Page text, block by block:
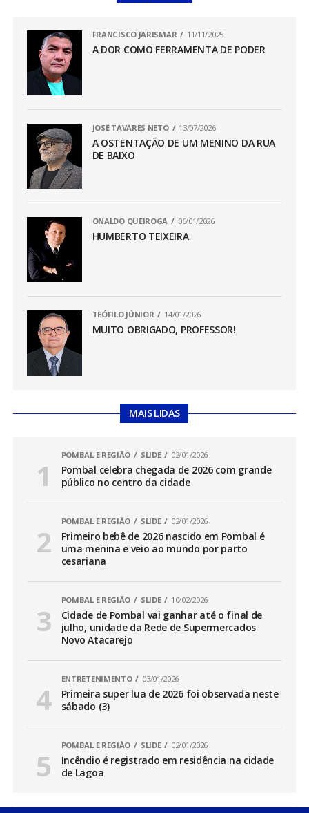
FRANCISCO JARISMAR 11/11/2025
A DOR COMO FERRAMENTA DE PODER
JOSÉ TAVARES NETO 13/07/2026
A OSTENTAÇÃO DE UM MENINO DA RUA
DE BAIXO
ONALDO QUEIROGA 06/01/2026
HUMBERTO TEIXEIRA
TEÓFILO JÚNIOR 14/01/2026
MUITO OBRIGADO, PROFESSOR!
MAIS LIDAS
POMBAL E REGIÃO SLIDE 02/01/2026
Pombal celebra chegada de 2026 com grande
público no centro da cidade
POMBAL E REGIÃO SLIDE 02/01/2026
Primeiro bebê de 2026 nascido em Pombal é
uma menina e veio ao mundo por parto
cesariana
POMBAL E REGIÃO SLIDE 10/02/2026
Cidade de Pombal vai ganhar até o final de
julho, unidade da Rede de Supermercados
Novo Atacarejo
ENTRETENIMENTO 03/01/2026
Primeira super lua de 2026 foi observada neste
sábado (3)
POMBAL E REGIÃO SLIDE 02/01/2026
Incêndio é registrado em residência na cidade
de Lagoa